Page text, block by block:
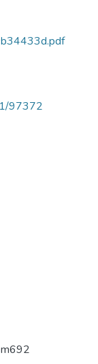
97372